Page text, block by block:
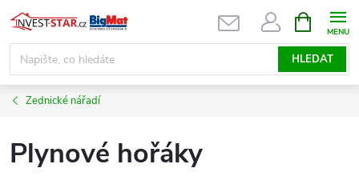
Přejít
na
obsah
HLEDAT
NÁKUPNÍ
KOŠÍK
Zednické nářadí
Plynové hořáky